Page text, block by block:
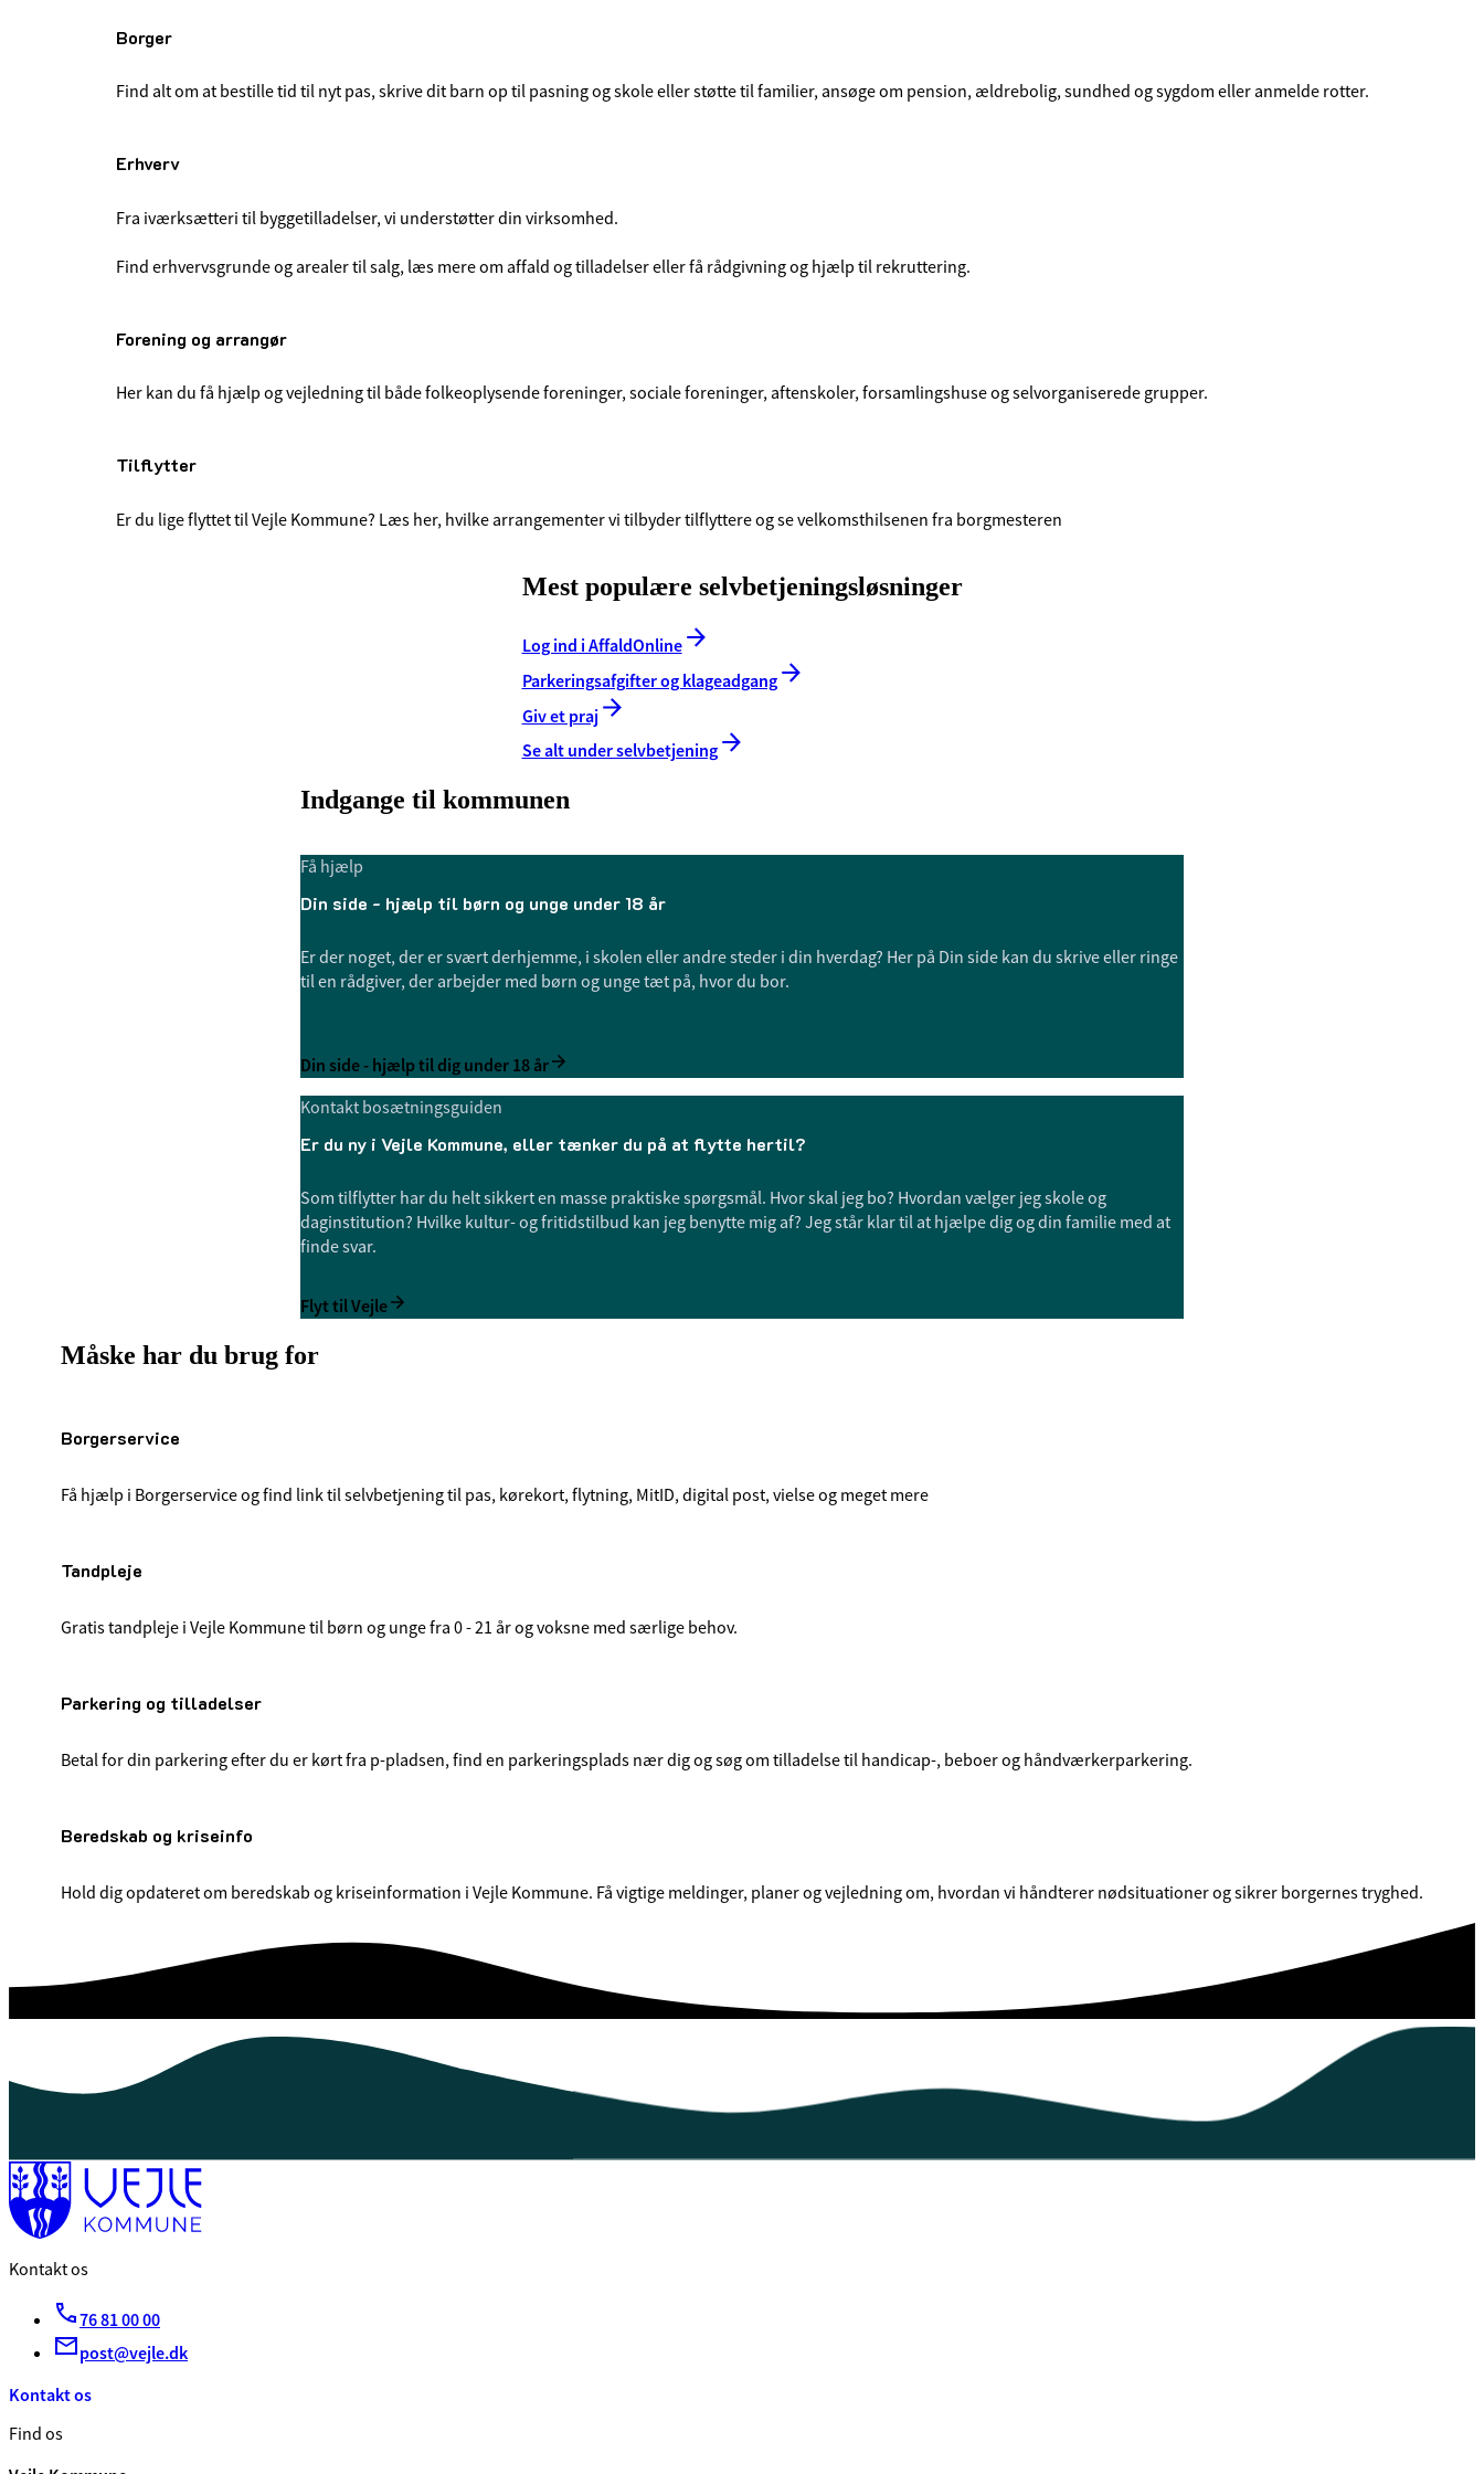
Borger
Find alt om at bestille tid til nyt pas, skrive dit barn op til pasning og skole eller støtte til familier, ansøge om pension, ældrebolig, sundhed og sygdom eller anmelde rotter.
Erhverv
Fra iværksætteri til byggetilladelser, vi understøtter din virksomhed.
Find erhvervsgrunde og arealer til salg, læs mere om affald og tilladelser eller få rådgivning og hjælp til rekruttering.
Forening og arrangør
Her kan du få hjælp og vejledning til både folkeoplysende foreninger, sociale foreninger, aftenskoler, forsamlingshuse og selvorganiserede grupper.
Tilflytter
Er du lige flyttet til Vejle Kommune? Læs her, hvilke arrangementer vi tilbyder tilflyttere og se velkomsthilsenen fra borgmesteren
Mest populære selvbetjeningsløsninger
Log ind i AffaldOnline
Parkerings­afgifter og klage­adgang
Giv et praj
Se alt under selvbetjening
Indgange til kommunen
Få hjælp
Din side - hjælp til børn og unge under 18 år
Er der noget, der er svært derhjemme, i skolen eller andre steder i din hverdag? Her på Din side kan du skrive eller ringe
til en rådgiver, der arbejder med børn og unge tæt på, hvor du bor.
Din side - hjælp til dig under 18 år
Kontakt bosætningsguiden
Er du ny i Vejle Kommune, eller tænker du på at flytte hertil?
Som tilflytter har du helt sikkert en masse praktiske spørgsmål. Hvor skal jeg bo? Hvordan vælger jeg skole og
daginstitution? Hvilke kultur- og fritidstilbud kan jeg benytte mig af? Jeg står klar til at hjælpe dig og din familie med at
finde svar.
Flyt til Vejle
Måske har du brug for
Borgerservice
Få hjælp i Borgerservice og find link til selvbetjening til pas, kørekort, flytning, MitID, digital post, vielse og meget mere
Tandpleje
Gratis tandpleje i Vejle Kommune til børn og unge fra 0 - 21 år og voksne med særlige behov.
Parkering og tilladelser
Betal for din parkering efter du er kørt fra p-pladsen, find en parkeringsplads nær dig og søg om tilladelse til handicap-, beboer og håndværkerparkering.
Beredskab og kriseinfo
Hold dig opdateret om beredskab og kriseinformation i Vejle Kommune. Få vigtige meldinger, planer og vejledning om, hvordan vi håndterer nødsituationer og sikrer borgernes tryghed.
Kontakt os
76 81 00 00
post@vejle.dk
Kontakt os
Find os